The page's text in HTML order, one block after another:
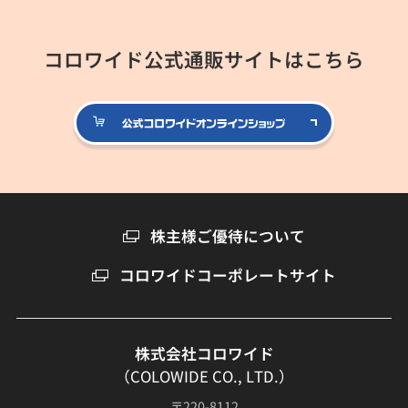
コロワイド公式通販サイトはこちら
公式コロ
株主様ご優待について
コロワイドコーポレートサイト
株式会社コロワイド
（COLOWIDE CO., LTD.）